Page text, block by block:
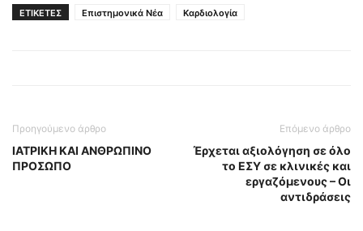
ΕΤΙΚΕΤΕΣ Επιστημονικά Νέα Καρδιολογία
Προηγούμενο άρθρο
ΙΑΤΡΙΚΗ ΚΑΙ ΑΝΘΡΩΠΙΝΟ
ΠΡΟΣΩΠΟ
Επόμενο άρθρο
Έρχεται αξιολόγηση σε όλο
το ΕΣΥ σε κλινικές και
εργαζόμενους – Οι
αντιδράσεις